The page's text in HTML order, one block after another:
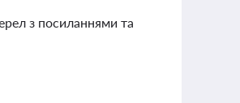
з посиланнями та